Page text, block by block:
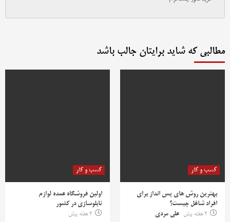
مطالبی که شاید برایتان جالب باشد
کسب و کار
بهترین روش‌ های پس‌ انداز برای
افراد شاغل چیست؟
2 هفته پیش
علی مردی
کسب و کار
اولین فروشگاه عمده لوازم
تابلوسازی در کشور
2 هفته پیش